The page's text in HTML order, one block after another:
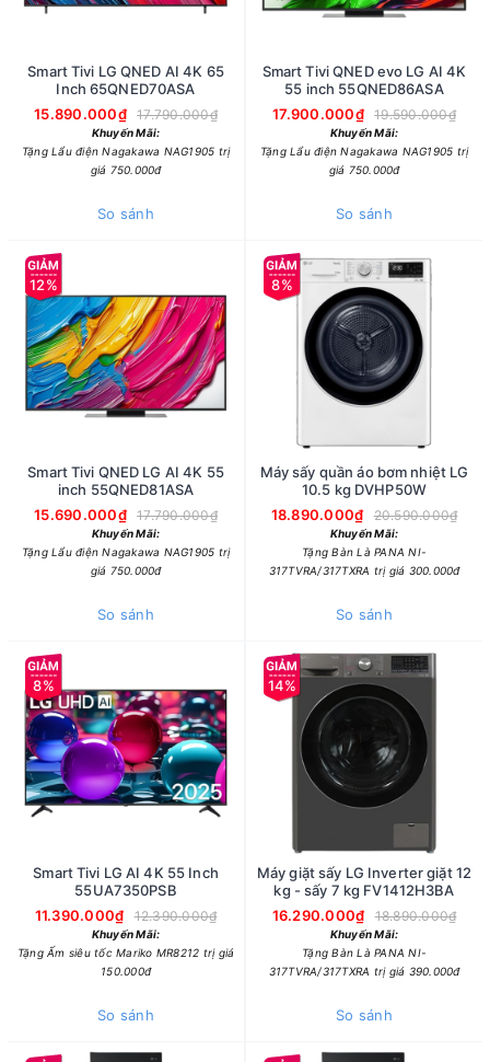
Smart Tivi LG QNED AI 4K 65
Inch 65QNED70ASA
15.890.000₫
17.790.000₫
Khuyến Mãi:
Tặng Lẩu điện Nagakawa NAG1905 trị
giá 750.000đ
So sánh
Smart Tivi QNED evo LG AI 4K
55 inch 55QNED86ASA
17.900.000₫
19.590.000₫
Khuyến Mãi:
Tặng Lẩu điện Nagakawa NAG1905 trị
giá 750.000đ
So sánh
12%
Smart Tivi QNED LG AI 4K 55
inch 55QNED81ASA
15.690.000₫
17.790.000₫
Khuyến Mãi:
Tặng Lẩu điện Nagakawa NAG1905 trị
giá 750.000đ
So sánh
8%
Máy sấy quần áo bơm nhiệt LG
10.5 kg DVHP50W
18.890.000₫
20.590.000₫
Khuyến Mãi:
Tặng Bàn Là PANA NI-
317TVRA/317TXRA trị giá 300.000đ
So sánh
8%
Smart Tivi LG AI 4K 55 Inch
55UA7350PSB
11.390.000₫
12.390.000₫
Khuyến Mãi:
Tặng Ấm siêu tốc Mariko MR8212 trị giá
150.000đ
So sánh
14%
Máy giặt sấy LG Inverter giặt 12
kg - sấy 7 kg FV1412H3BA
16.290.000₫
18.890.000₫
Khuyến Mãi:
Tặng Bàn Là PANA NI-
317TVRA/317TXRA trị giá 390.000đ
So sánh